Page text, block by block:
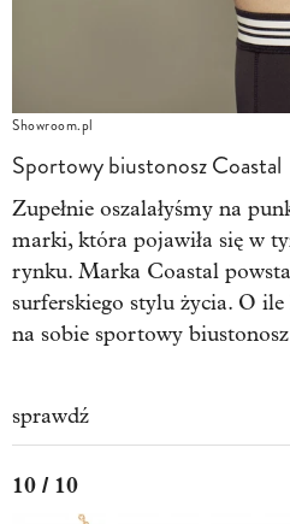
Showroom.pl
Sportowy biustonosz Coastal
Zupełnie oszalałyśmy na
marki, która pojawiła się w
rynku. Marka Coastal
surferskiego stylu życia. O
na sobie sportowy
sprawdź
10 / 10